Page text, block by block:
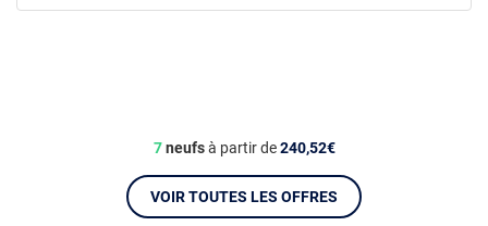
7neufsà partir de240,52€
VOIR TOUTES LES OFFRES